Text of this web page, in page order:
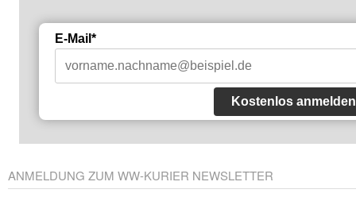
E-Mail*
Kostenlos anmelden
ANMELDUNG ZUM WW-KURIER NEWSLETTER